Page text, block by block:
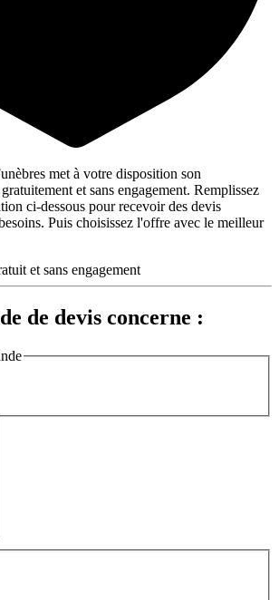
met à votre disposition son
et sans engagement. Remplissez
ci-dessous pour recevoir des devis
Puis choisissez l'offre avec le meilleur
et sans engagement
de devis concerne :